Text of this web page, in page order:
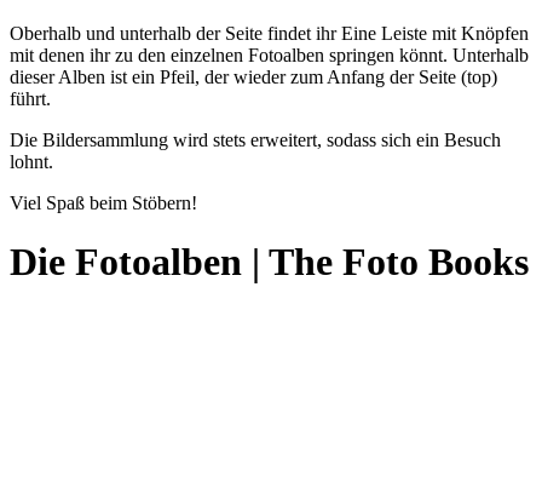
Oberhalb und unterhalb der Seite findet ihr Eine Leiste mit Knöpfen
mit denen ihr zu den einzelnen Fotoalben springen könnt. Unterhalb
dieser Alben ist ein Pfeil, der wieder zum Anfang der Seite (top)
führt.
Die Bildersammlung wird stets erweitert, sodass sich ein Besuch
lohnt.
Viel Spaß beim Stöbern!
Die Fotoalben | The Foto Books